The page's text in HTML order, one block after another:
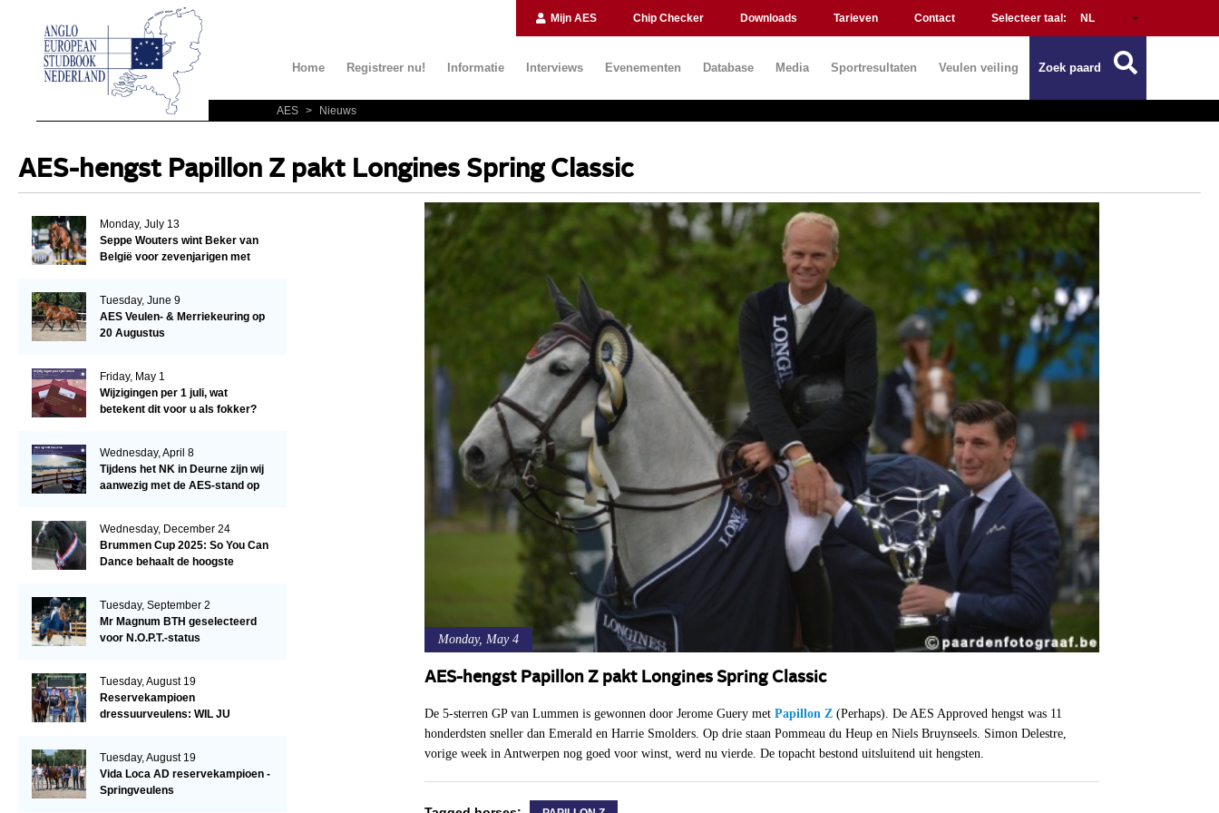
Mijn AES Chip Checker Downloads Tarieven Contact Selecteer taal:
Home Registreer nu! Informatie Interviews Evenementen Database Media Sportresultaten Veulen veiling Zoek paard
AES > Nieuws
AES-hengst Papillon Z pakt Longines Spring Classic
Monday, May 4
AES-hengst Papillon Z pakt Longines Spring Classic
De 5-sterren GP van Lummen is gewonnen door Jerome Guery met Papillon Z(Perhaps). De AES Approved hengst was 11
honderdsten sneller dan Emerald en Harrie Smolders. Op drie staan Pommeau du Heup en Niels Bruynseels. Simon Delestre,
vorige week in Antwerpen nog goed voor winst, werd nu vierde. De topacht bestond uitsluitend uit hengsten.
Monday, July 13
Seppe Wouters wint Beker van
België voor zevenjarigen met
Tuesday, June 9
AES Veulen- & Merriekeuring op
20 Augustus
Friday, May 1
Wijzigingen per 1 juli, wat
betekent dit voor u als fokker?
Wednesday, April 8
Tijdens het NK in Deurne zijn wij
aanwezig met de AES-stand op
Wednesday, December 24
Brummen Cup 2025: So You Can
Dance behaalt de hoogste
Tuesday, September 2
Mr Magnum BTH geselecteerd
voor N.O.P.T.-status
Tuesday, August 19
Reservekampioen
dressuurveulens: WIL JU
Tuesday, August 19
Vida Loca AD reservekampioen -
Springveulens